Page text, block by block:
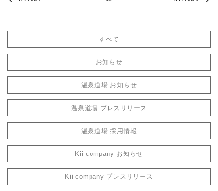
すべて
お知らせ
温泉道場 お知らせ
温泉道場 プレスリリース
温泉道場 採用情報
Kii company お知らせ
Kii company プレスリリース